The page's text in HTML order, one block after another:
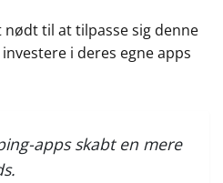
til at tilpasse sig denne
i deres egne apps
apps skabt en mere